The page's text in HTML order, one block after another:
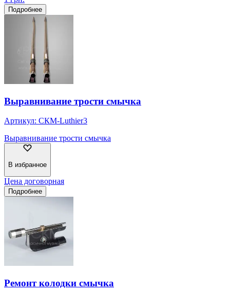
Подробнее
Выравнивание трости смычка
Артикул: СКМ-Luthier3
Выравнивание трости смычка
В избранное
Цена договорная
Подробнее
Ремонт колодки смычка